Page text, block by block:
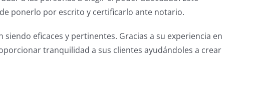
ponerlo por escrito y certificarlo ante notario.
eficaces y pertinentes. Gracias a su experiencia en
tranquilidad a sus clientes ayudándoles a crear